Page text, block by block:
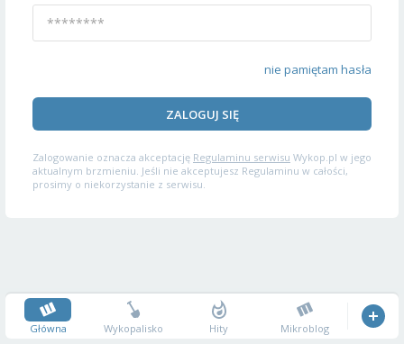
nie pamiętam hasła
ZALOGUJ SIĘ
Zalogowanie oznacza akceptację Regulaminu serwisu Wykop.pl w jego
aktualnym brzmieniu. Jeśli nie akceptujesz Regulaminu w całości,
prosimy o niekorzystanie z serwisu.
Główna Wykopalisko Hity Mikroblog